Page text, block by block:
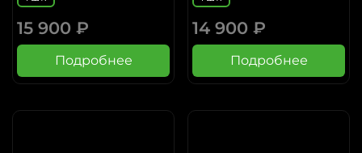
15 900 ₽
Подробнее
14 900 ₽
Подробнее